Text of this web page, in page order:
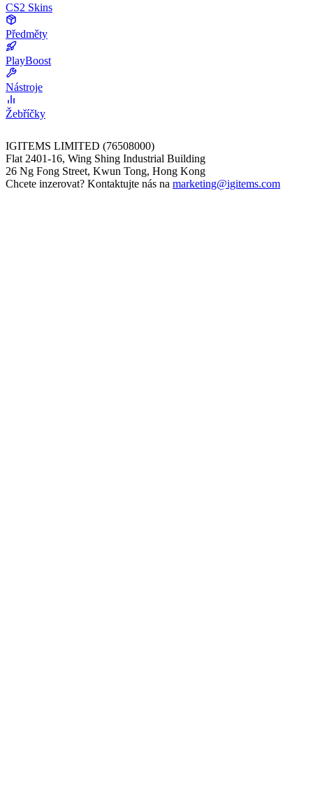
CS2 Skins
Předměty
PlayBoost
Nástroje
Žebříčky
IGITEMS LIMITED (76508000)
Flat 2401-16, Wing Shing Industrial Building
26 Ng Fong Street, Kwun Tong, Hong Kong
Chcete inzerovat? Kontaktujte nás na marketing@igitems.com